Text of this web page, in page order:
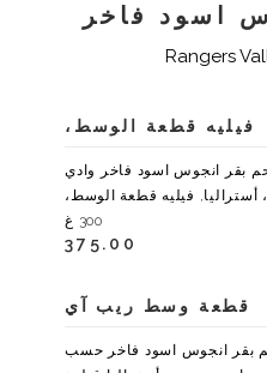
اسود فاخر
Rangers
فيليه قطعة الوسط،
بقر انجوس اسود فاخر وادي
أستراليا, فيليه قطعة الوسط،
300 غ
375.00
قطعة وسط ريب آي
بقر انجوس اسود فاخر حسب